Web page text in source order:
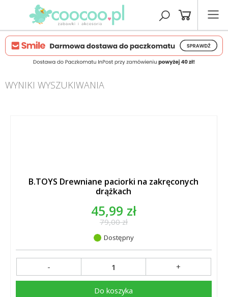
WYNIKI WYSZUKIWANIA
B.TOYS Drewniane paciorki na zakręconych
drążkach
45,99 zł
79,00 zł
Dostępny
- +
Do koszyka